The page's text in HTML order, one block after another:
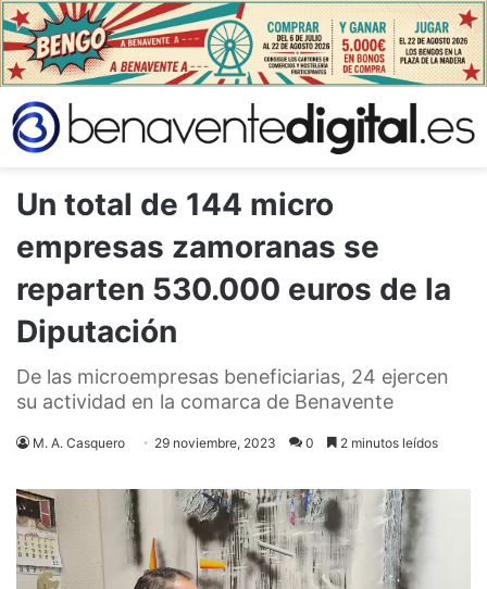
Un total de 144 micro
empresas zamoranas se
reparten 530.000 euros de la
Diputación
De las microempresas beneficiarias, 24 ejercen
su actividad en la comarca de Benavente
M. A. Casquero 29 noviembre, 2023 0 2 minutos leídos